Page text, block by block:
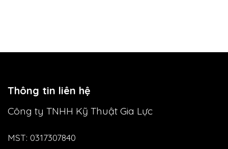
Thông tin liên hệ
Công ty TNHH Kỹ Thuật Gia Lực
MST: 0317307840